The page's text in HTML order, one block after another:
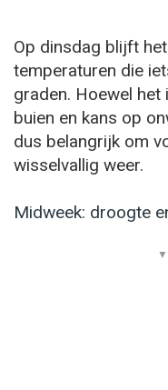
Op dinsdag blijft
temperaturen die
graden. Hoewel
buien en kans op
dus belangrijk om
wisselvallig weer.
Midweek: droogte
▼